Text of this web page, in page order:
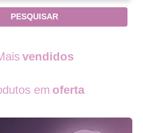
vendidos
em oferta